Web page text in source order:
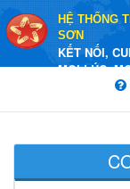
HỆ THỐNG
SƠN
KẾT NỐI,
MỌI LÚC,